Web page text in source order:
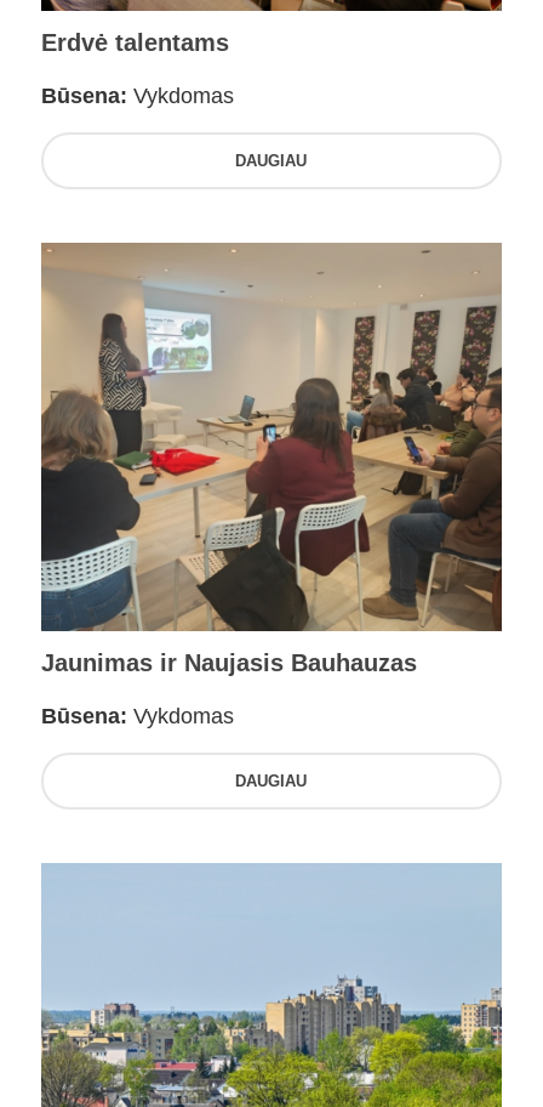
Erdvė talentams
Būsena: Vykdomas
DAUGIAU
Jaunimas ir Naujasis Bauhauzas
Būsena: Vykdomas
DAUGIAU